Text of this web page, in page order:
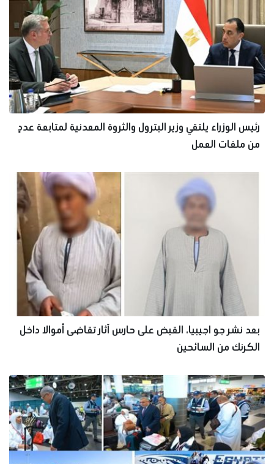
رئيس الوزراء يلتقي وزير البترول والثروة المعدنية لمتابعة عددٍ
من ملفات العمل
بعد نشر جو اجيبيا، القبض على حارس آثار تقاضى أموالا داخل
الكرنك من السائحين